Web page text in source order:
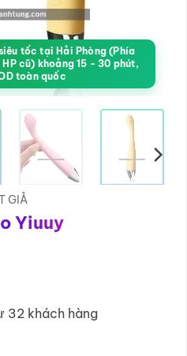
tốc tại Hải Phòng (Phía
cũ) khoảng 15 - 30 phút,
toàn quốc
GIẢ
Yiuuy
32 khách hàng